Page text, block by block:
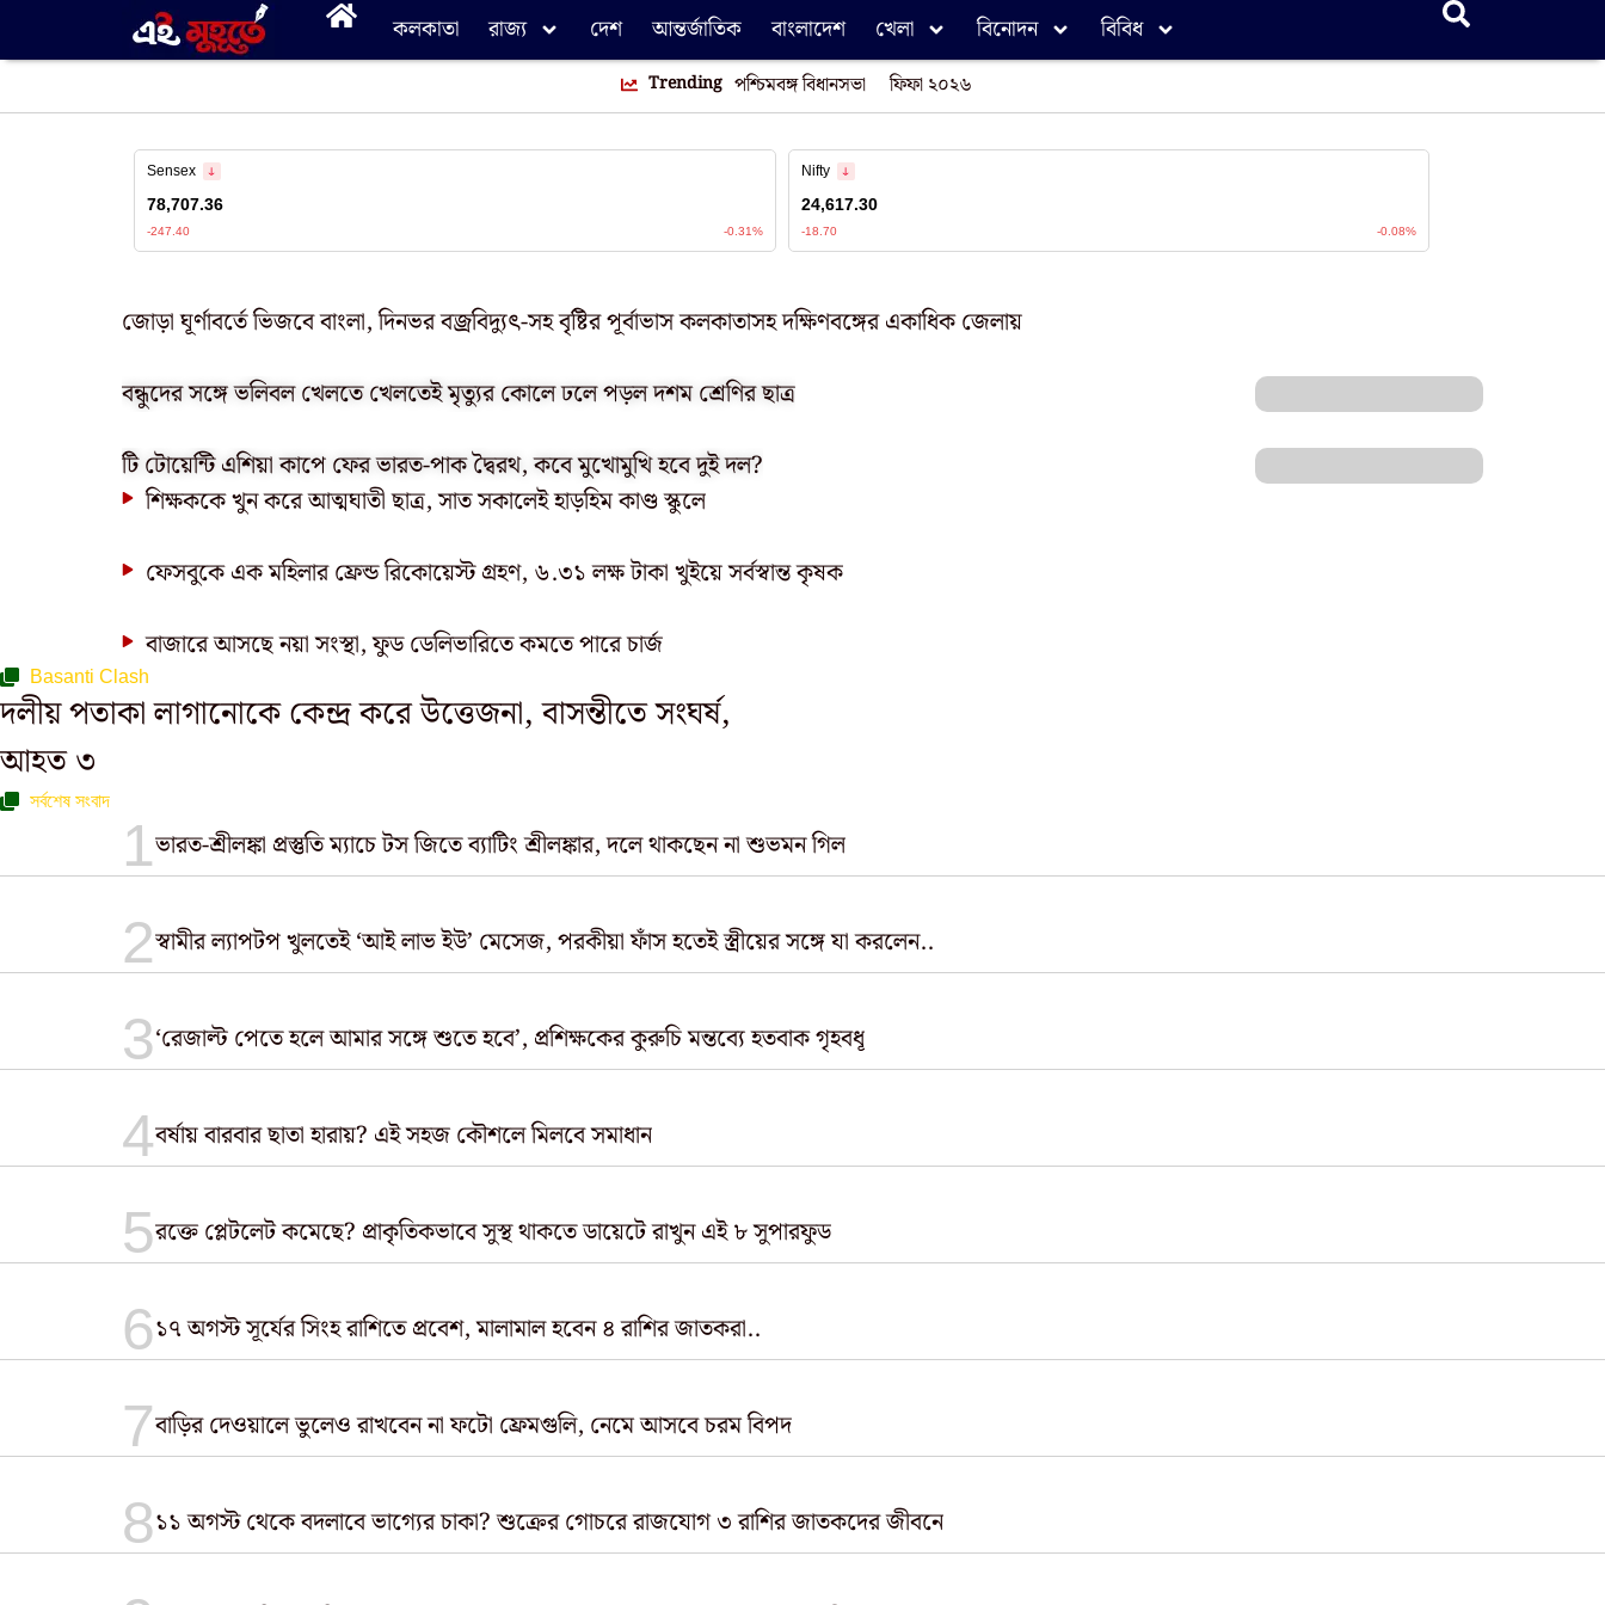
কলকাতা রাজ্য দেশ আন্তর্জাতিক বাংলাদেশ খেলা বিনোদন বিবিধ
Trending পশ্চিমবঙ্গ বিধানসভা ফিফা ২০২৬
জোড়া ঘূর্ণাবর্তে ভিজবে বাংলা, দিনভর বজ্রবিদ্যুৎ-সহ বৃষ্টির পূর্বাভাস কলকাতাসহ দক্ষিণবঙ্গের একাধিক জেলায়
বন্ধুদের সঙ্গে ভলিবল খেলতে খেলতেই মৃত্যুর কোলে ঢলে পড়ল দশম শ্রেণির ছাত্র
টি টোয়েন্টি এশিয়া কাপে ফের ভারত-পাক দ্বৈরথ, কবে মুখোমুখি হবে দুই দল?
শিক্ষককে খুন করে আত্মঘাতী ছাত্র, সাত সকালেই হাড়হিম কাণ্ড স্কুলে
ফেসবুকে এক মহিলার ফ্রেন্ড রিকোয়েস্ট গ্রহণ, ৬.৩১ লক্ষ টাকা খুইয়ে সর্বস্বান্ত কৃষক
বাজারে আসছে নয়া সংস্থা, ফুড ডেলিভারিতে কমতে পারে চার্জ
Basanti Clash
দলীয় পতাকা লাগানোকে কেন্দ্র করে উত্তেজনা, বাসন্তীতে সংঘর্ষ,
আহত ৩
সর্বশেষ সংবাদ
ভারত-শ্রীলঙ্কা প্রস্তুতি ম্যাচে টস জিতে ব্যাটিং শ্রীলঙ্কার, দলে থাকছেন না শুভমন গিল
স্বামীর ল্যাপটপ খুলতেই ‘আই লাভ ইউ’ মেসেজ, পরকীয়া ফাঁস হতেই স্ত্রীয়ের সঙ্গে যা করলেন..
‘রেজাল্ট পেতে হলে আমার সঙ্গে শুতে হবে’, প্রশিক্ষকের কুরুচি মন্তব্যে হতবাক গৃহবধূ
বর্ষায় বারবার ছাতা হারায়? এই সহজ কৌশলে মিলবে সমাধান
রক্তে প্লেটলেট কমেছে? প্রাকৃতিকভাবে সুস্থ থাকতে ডায়েটে রাখুন এই ৮ সুপারফুড
১৭ অগস্ট সূর্যের সিংহ রাশিতে প্রবেশ, মালামাল হবেন ৪ রাশির জাতকরা..
বাড়ির দেওয়ালে ভুলেও রাখবেন না ফটো ফ্রেমগুলি, নেমে আসবে চরম বিপদ
১১ অগস্ট থেকে বদলাবে ভাগ্যের চাকা? শুক্রের গোচরে রাজযোগ ৩ রাশির জাতকদের জীবনে